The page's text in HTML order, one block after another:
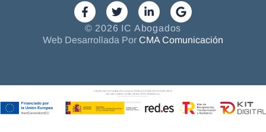
© 2026 IC Abogados
Web Desarrollada Por CMA Comunicación